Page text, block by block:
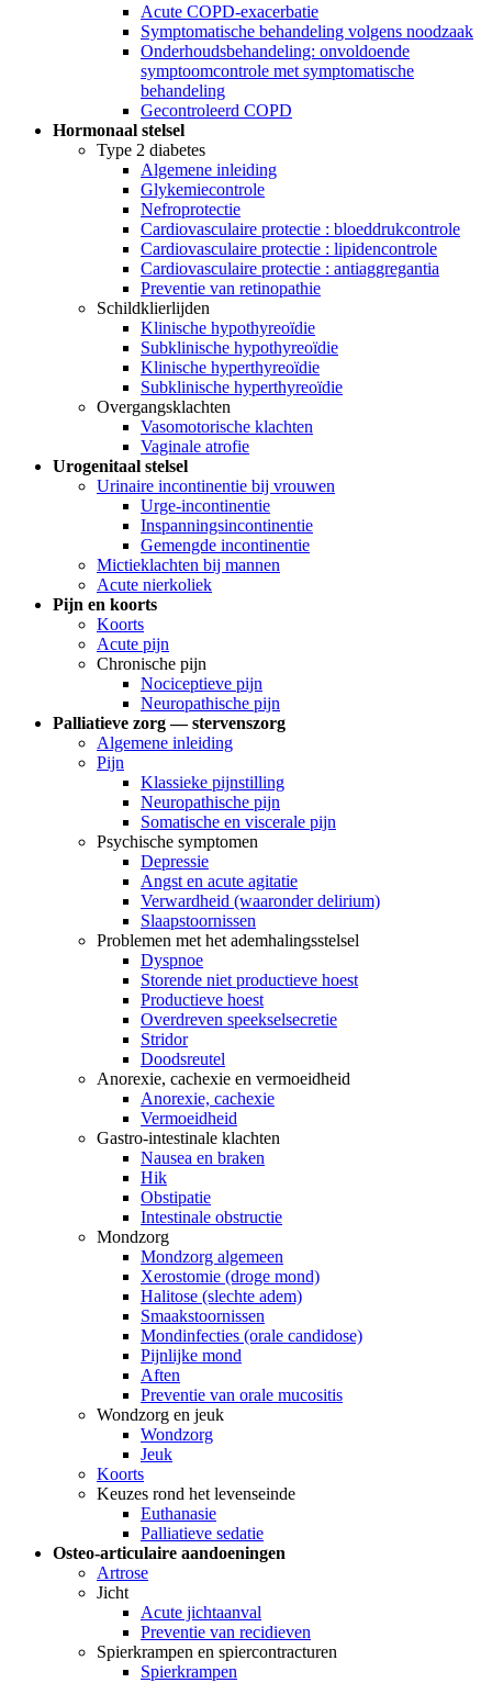
Acute COPD-exacerbatie
Symptomatische behandeling volgens noodzaak
Onderhoudsbehandeling: onvoldoende
symptoomcontrole met symptomatische
behandeling
Gecontroleerd COPD
Hormonaal stelsel
Type 2 diabetes
Algemene inleiding
Glykemiecontrole
Nefroprotectie
Cardiovasculaire protectie : bloeddrukcontrole
Cardiovasculaire protectie : lipidencontrole
Cardiovasculaire protectie : antiaggregantia
Preventie van retinopathie
Schildklierlijden
Klinische hypothyreoïdie
Subklinische hypothyreoïdie
Klinische hyperthyreoïdie
Subklinische hyperthyreoïdie
Overgangsklachten
Vasomotorische klachten
Vaginale atrofie
Urogenitaal stelsel
Urinaire incontinentie bij vrouwen
Urge-incontinentie
Inspanningsincontinentie
Gemengde incontinentie
Mictieklachten bij mannen
Acute nierkoliek
Pijn en koorts
Koorts
Acute pijn
Chronische pijn
Nociceptieve pijn
Neuropathische pijn
Palliatieve zorg — stervenszorg
Algemene inleiding
Pijn
Klassieke pijnstilling
Neuropathische pijn
Somatische en viscerale pijn
Psychische symptomen
Depressie
Angst en acute agitatie
Verwardheid (waaronder delirium)
Slaapstoornissen
Problemen met het ademhalingsstelsel
Dyspnoe
Storende niet productieve hoest
Productieve hoest
Overdreven speekselsecretie
Stridor
Doodsreutel
Anorexie, cachexie en vermoeidheid
Anorexie, cachexie
Vermoeidheid
Gastro-intestinale klachten
Nausea en braken
Hik
Obstipatie
Intestinale obstructie
Mondzorg
Mondzorg algemeen
Xerostomie (droge mond)
Halitose (slechte adem)
Smaakstoornissen
Mondinfecties (orale candidose)
Pijnlijke mond
Aften
Preventie van orale mucositis
Wondzorg en jeuk
Wondzorg
Jeuk
Koorts
Keuzes rond het levenseinde
Euthanasie
Palliatieve sedatie
Osteo-articulaire aandoeningen
Artrose
Jicht
Acute jichtaanval
Preventie van recidieven
Spierkrampen en spiercontracturen
Spierkrampen